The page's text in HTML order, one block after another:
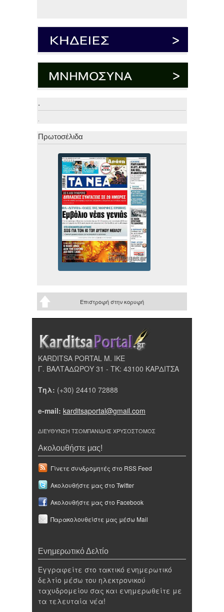
.
.
Πρωτοσέλιδα
Επιστροφή στην κορυφή
KARDITSA PORTAL Μ. ΙΚΕ
Γ. ΒΑΛΤΑΔΩΡΟΥ 31 - ΤΚ: 43100 ΚΑΡΔΙΤΣΑ
Τηλ: (+30) 24410 72888
e-mail: karditsaportal@gmail.com
ΔΙΕΥΘΥΝΣΗ ΤΣΟΜΠΑΝΙΔΗΣ ΧΡΥΣΟΣΤΟΜΟΣ
Ακολουθήστε μας!
Γίνετε συνδρομητές στο RSS Feed
Ακολουθήστε μας στο Twitter
Ακολουθήστε μας στο Facebook
Παρακολουθείστε μας μέσω Mail
Ενημερωτικό Δελτίο
Εγγραφείτε στο τακτικό ενημερωτικό
δελτίο μέσω του ηλεκτρονικού
ταχυδρομείου σας και ενημερωθείτε με
τα τελευταία νέα!